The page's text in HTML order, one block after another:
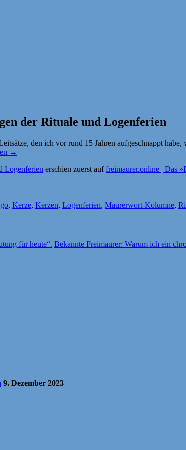
der Rituale und Logenferien
den ich vor rund 15 Jahren aufgeschnappt
→
Logenferien erschien zuerst auffreimaurer.online | Das
, Kerze, Kerzen, Logenferien, Maurerwort-Kolumne,
für heute“. Bekannte Freimaurer: Warum ich ein
9. Dezember 2023